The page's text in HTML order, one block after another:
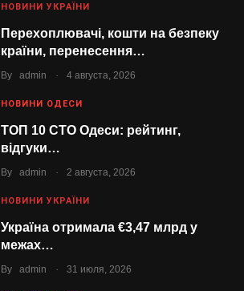
НОВИНИ УКРАЇНИ
Перехоплювачі, кошти на безпеку
країни, перенесення…
By admin 4 августа, 2026
НОВИНИ ОДЕСИ
ТОП 10 СТО Одеси: рейтинг,
відгуки…
By admin 2 августа, 2026
НОВИНИ УКРАЇНИ
Україна отримала €3,47 млрд у
межах…
By admin 31 июля, 2026